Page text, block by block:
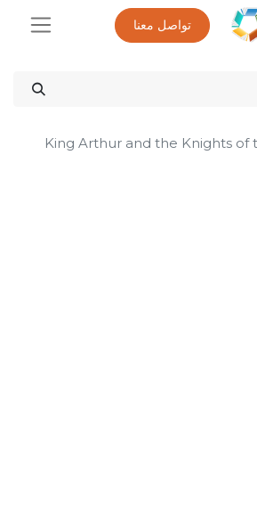
تواصل معنا
King Arthur and the Knights of